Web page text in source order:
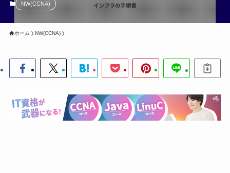
NW(CCNA)
ホーム NW(CCNA)